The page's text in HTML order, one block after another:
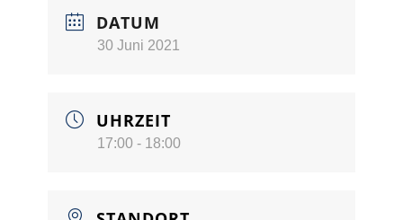
DATUM
30 Juni 2021
UHRZEIT
17:00 - 18:00